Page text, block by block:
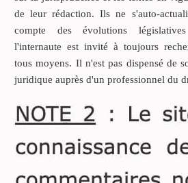
neurologie.
d’enfant. Elle
neveux ou
désintéresse
aux questions
d’une « amie
12 octobre
comme sa
de leur rédaction. Ils ne s'auto-
compte des évolutions
l'internaute est invité à toujours
tous moyens. Il n'est pas dispensé de
juridique auprès d'un professionnel du